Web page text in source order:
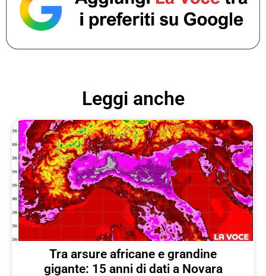
Leggi anche
Tra arsure africane e grandine
gigante: 15 anni di dati a Novara